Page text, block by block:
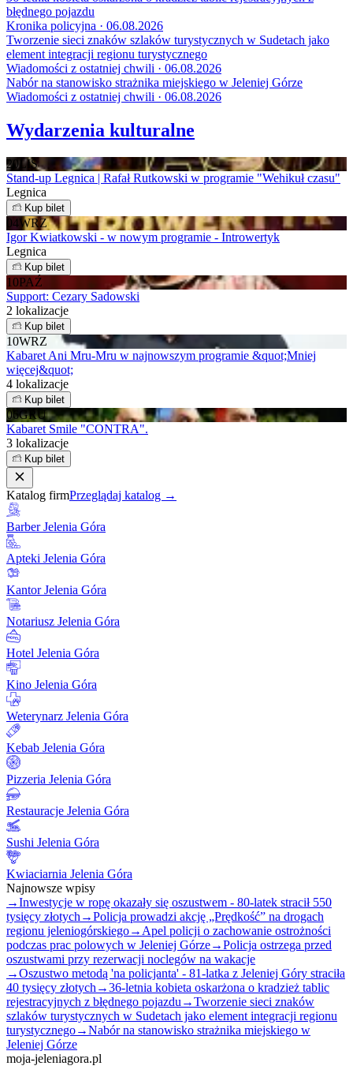
błędnego pojazdu
Kronika policyjna · 06.08.2026
Tworzenie sieci znaków szlaków turystycznych w Sudetach jako
element integracji regionu turystycznego
Wiadomości z ostatniej chwili · 06.08.2026
Nabór na stanowisko strażnika miejskiego w Jeleniej Górze
Wiadomości z ostatniej chwili · 06.08.2026
Wydarzenia kulturalne
20 LIS
Stand-up Legnica | Rafał Rutkowski w programie "Wehikuł czasu"
Legnica
Kup bilet
04WRZ
Igor Kwiatkowski - w nowym programie - Introwertyk
Legnica
Kup bilet
10PAŹ
Support: Cezary Sadowski
2 lokalizacje
Kup bilet
10WRZ
Kabaret Ani Mru-Mru w najnowszym programie &quot;Mniej
więcej&quot;
4 lokalizacje
Kup bilet
06GRU
Kabaret Smile "CONTRA".
3 lokalizacje
Kup bilet
Katalog firmPrzeglądaj katalog →
Barber Jelenia Góra
Apteki Jelenia Góra
Kantor Jelenia Góra
Notariusz Jelenia Góra
Hotel Jelenia Góra
Kino Jelenia Góra
Weterynarz Jelenia Góra
Kebab Jelenia Góra
Pizzeria Jelenia Góra
Restauracje Jelenia Góra
Sushi Jelenia Góra
Kwiaciarnia Jelenia Góra
Najnowsze wpisy
→Inwestycje w ropę okazały się oszustwem - 80-latek stracił 550
tysięcy złotych →Policja prowadzi akcję „Prędkość” na drogach
regionu jeleniogórskiego→ Apel policji o zachowanie ostrożności
podczas prac polowych w Jeleniej Górze→Policja ostrzega przed
oszustwami przy rezerwacji noclegów na wakacje
→Oszustwo metodą 'na policjanta' - 81-latka z Jeleniej Góry straciła
40 tysięcy złotych →36-letnia kobieta oskarżona o kradzież tablic
rejestracyjnych z błędnego pojazdu →Tworzenie sieci znaków
szlaków turystycznych w Sudetach jako element integracji regionu
turystycznego→Nabór na stanowisko strażnika miejskiego w
Jeleniej Górze
moja-jeleniagora.pl